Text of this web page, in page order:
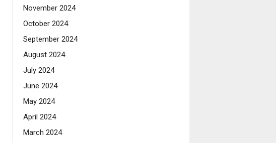
November 2024
October 2024
September 2024
August 2024
July 2024
June 2024
May 2024
April 2024
March 2024